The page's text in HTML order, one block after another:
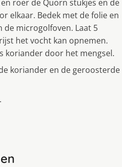
roer de Quorn stukjes en de
elkaar. Bedek met de folie en
microgolfoven. Laat 5
het vocht kan opnemen.
koriander door het mengsel.
koriander en de geroosterde